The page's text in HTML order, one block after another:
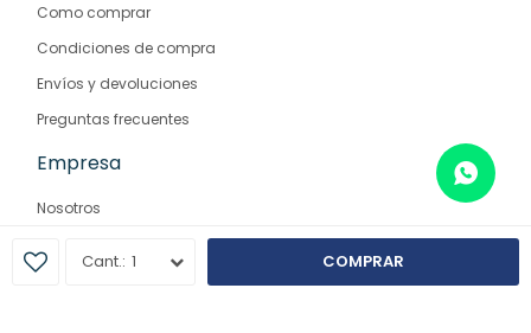
1 COMPRAR
Como comprar
Condiciones de compra
Envíos y devoluciones
Preguntas frecuentes
Empresa
Nosotros